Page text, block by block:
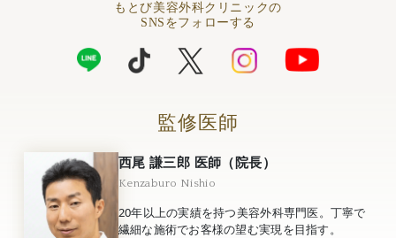
もとび美容外科クリニックの
SNSをフォローする
監修医師
西尾 謙三郎 医師（院長）
Kenzaburo Nishio
20年以上の実績を持つ美容外科専門医。丁寧で
繊細な施術でお客様の望む実現を目指す。